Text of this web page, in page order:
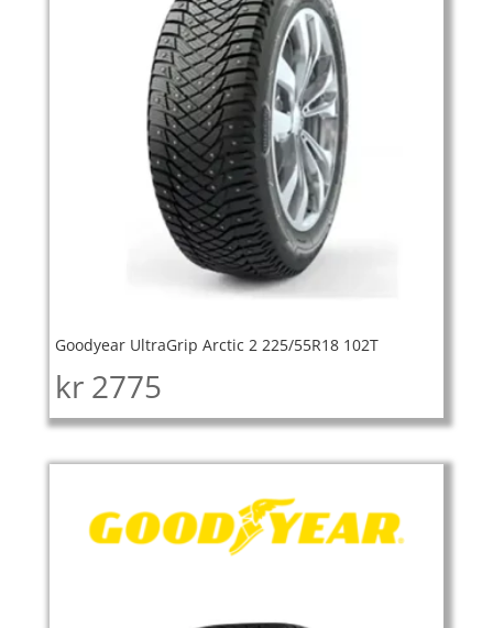
Goodyear UltraGrip Arctic 2 225/55R18 102T
kr 2775